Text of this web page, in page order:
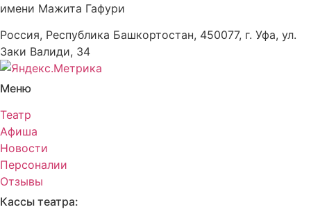
имени Мажита Гафури
Россия, Республика Башкортостан, 450077, г. Уфа, ул.
Заки Валиди, 34
Меню
Театр
Афиша
Новости
Персоналии
Отзывы
Кассы театра: